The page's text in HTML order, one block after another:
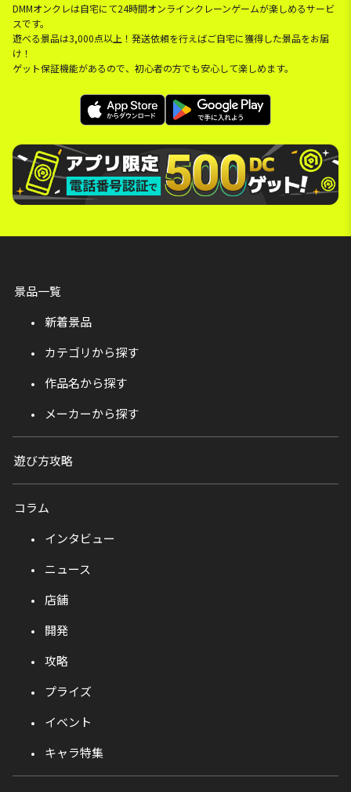
DMMオンクレは自宅にて24時間オンラインクレーンゲームが楽しめるサービ
スです。
遊べる景品は3,000点以上！発送依頼を行えばご自宅に獲得した景品をお届
け！
ゲット保証機能があるので、初心者の方でも安心して楽しめます。
景品一覧
新着景品
カテゴリから探す
作品名から探す
メーカーから探す
遊び方攻略
コラム
インタビュー
ニュース
店舗
開発
攻略
プライズ
イベント
キャラ特集